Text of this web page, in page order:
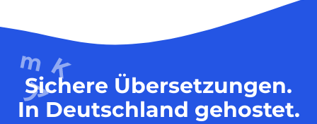
Sichere Übersetzungen.
In Deutschland gehostet.